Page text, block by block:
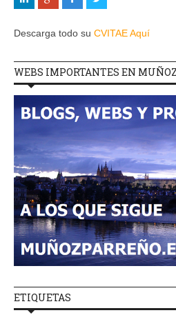
Descarga todo su CVITAE Aquí
WEBS IMPORTANTES EN
ETIQUETAS